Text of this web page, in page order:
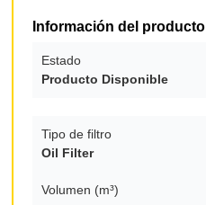
Información del producto
Estado
Producto Disponible
Tipo de filtro
Oil Filter
Volumen (m³)